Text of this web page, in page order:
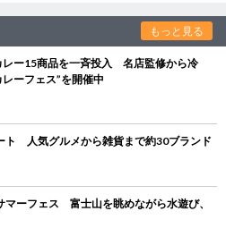
もっと見る
レー15商品を一斉投入 名店監修から冷
ーフェス”を開催中
ト 人気グルメから雑貨まで約30ブランド
マーフェス 富士山を眺めながら水遊び、